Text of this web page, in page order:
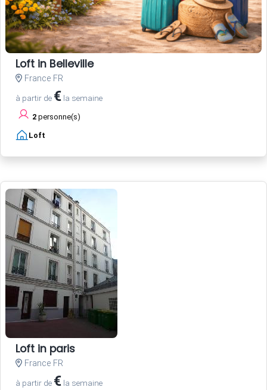
Loft in Belleville
France FR
à partir de € la semaine
2 personne(s)
Loft
Loft in paris
France FR
à partir de € la semaine